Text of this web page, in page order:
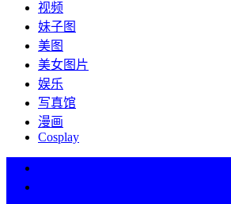
视频
妹子图
美图
美女图片
娱乐
写真馆
漫画
Cosplay